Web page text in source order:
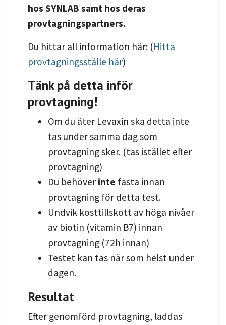
hos SYNLAB samt hos deras
provtagningspartners.
Du hittar all information här: (Hitta
provtagningsställe här)
Tänk på detta inför
provtagning!
Om du äter Levaxin ska detta inte
tas under samma dag som
provtagning sker. (tas istället efter
provtagning)
Du behöver inte fasta innan
provtagning för detta test.
Undvik kosttillskott av höga nivåer
av biotin (vitamin B7) innan
provtagning (72h innan)
Testet kan tas när som helst under
dagen.
Resultat
Efter genomförd provtagning, laddas